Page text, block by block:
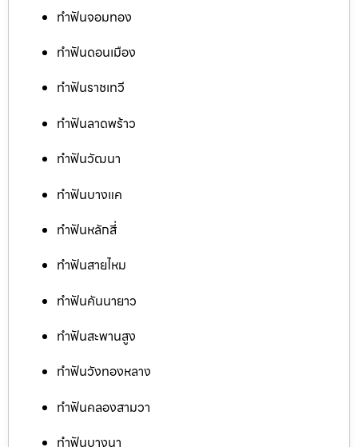
ทำฟันจอมทอง
ทำฟันดอนเมือง
ทำฟันราชเทวี
ทำฟันลาดพร้าว
ทำฟันวัฒนา
ทำฟันบางแค
ทำฟันหลักสี่
ทำฟันสายไหม
ทำฟันคันนายาว
ทำฟันสะพานสูง
ทำฟันวังทองหลาง
ทำฟันคลองสามวา
ทำฟันบางนา